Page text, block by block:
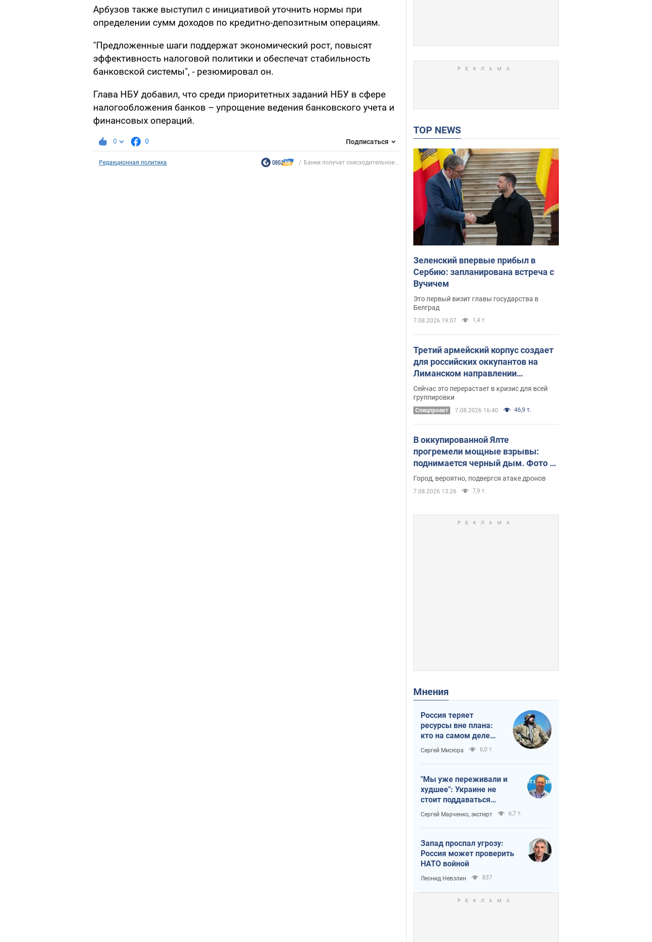
Арбузов также выступил с инициативой уточнить нормы при
определении сумм доходов по кредитно-депозитным операциям.
"Предложенные шаги поддержат экономический рост, повысят
эффективность налоговой политики и обеспечат стабильность
банковской системы", - резюмировал он.
Глава НБУ добавил, что среди приоритетных заданий НБУ в сфере
налогообложения банков – упрощение ведения банковского учета и
финансовых операций.
0 0 Подписаться
Редакционная политика Банки получат снисходительное...
TOP NEWS
Зеленский впервые прибыл в
Сербию: запланирована встреча с
Вучичем
Это первый визит главы государства в
Белград
7.08.2026 19:07 1,4 т.
Третий армейский корпус создает
для российских оккупантов на
Лиманском направлении
критический дискомфорт: как это
удалось
Сейчас это перерастает в кризис для всей
группировки
Спецпроект 7.08.2026 16:40 46,9 т.
В оккупированной Ялте
прогремели мощные взрывы:
поднимается черный дым. Фото и
видео
Город, вероятно, подвергся атаке дронов
7.08.2026 13:26 7,9 т.
Мнения
Россия теряет
ресурсы вне плана:
кто на самом деле
диктует темп войны
Сергей Мисюра 6,0 т.
"Мы уже переживали и
худшее": Украине не
стоит поддаваться
отчаянию из-за
ракетного террора
Сергей Марченко, эксперт 6,7 т.
Запад проспал угрозу:
Россия может проверить
НАТО войной
Леонид Невзлин 837